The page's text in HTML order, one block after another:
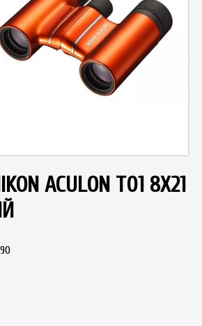
ACULON T01 8X21